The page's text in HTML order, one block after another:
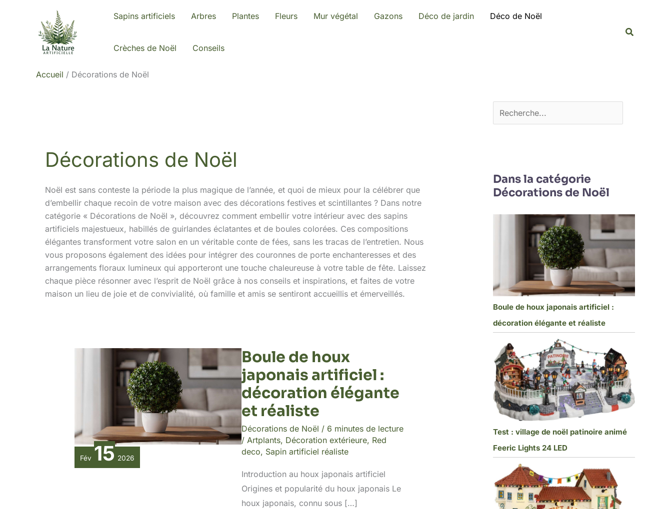
Sapins artificiels Arbres Plantes Fleurs Mur végétal Gazons Déco de jardin Déco de Noël
Crèches de Noël Conseils
Accueil Décorations de Noël
Décorations de Noël
Noël est sans conteste la période la plus magique de l’année, et quoi de mieux pour la célébrer que
d’embellir chaque recoin de votre maison avec des décorations festives et scintillantes ? Dans notre
catégorie « Décorations de Noël », découvrez comment embellir votre intérieur avec des sapins
artificiels majestueux, habillés de guirlandes éclatantes et de boules colorées. Ces compositions
élégantes transforment votre salon en un véritable conte de fées, sans les tracas de l’entretien. Nous
vous proposons également des idées pour intégrer des couronnes de porte enchanteresses et des
arrangements floraux lumineux qui apporteront une touche chaleureuse à votre table de fête. Laissez
chaque pièce résonner avec l’esprit de Noël grâce à nos conseils et inspirations, et faites de votre
maison un lieu de joie et de convivialité, où famille et amis se sentiront accueillis et émerveillés.
Fév 15 2026
Boule de houx
japonais artificiel :
décoration élégante
et réaliste
Décorations de Noël / 6 minutes de lecture
/ Artplants, Décoration extérieure, Red
deco, Sapin artificiel réaliste
Introduction au houx japonais artificiel
Origines et popularité du houx japonais Le
houx japonais, connu sous […]
c
Dans la catégorie
Décorations de Noël
Boule de houx japonais artificiel :
décoration élégante et réaliste
Test : village de noël patinoire animé
Feeric Lights 24 LED